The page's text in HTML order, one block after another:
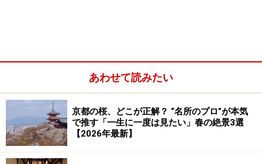
あわせて読みたい
京都の桜、どこが正解？ “名所のプロ”が本気
で推す「一生に一度は見たい」春の絶景3選
【2026年最新】